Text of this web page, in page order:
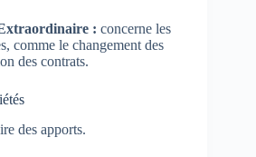
: concerne les
comme le changement des
des contrats.
des apports.